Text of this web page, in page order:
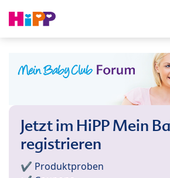
Jetzt im HiPP Mein
registrieren
✔️ Produktproben